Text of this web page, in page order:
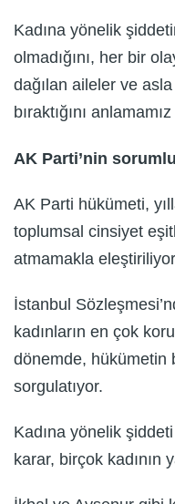
Kadına yönelik
olmadığını, her bir
dağılan aileler ve
bıraktığını
AK Parti’nin
AK Parti hükümeti,
toplumsal cinsiyet
atmamakla
İstanbul
kadınların en çok
dönemde, hükümetin
sorgulatıyor.
Kadına yönelik
karar, birçok kadının